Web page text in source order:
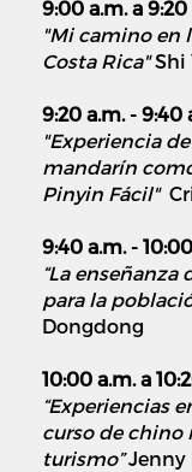
9:00 a.m. a 9:20
"Mi camino en
Costa Rica"Shi
9:20 a.m. - 9:40
"Experiencia
mandarín
Pinyin Fácil"
9:40 a.m. -
“La
para la
Dongdong
10:00 a.m. a
“Experiencias
curso de chino
turismo”Jenny